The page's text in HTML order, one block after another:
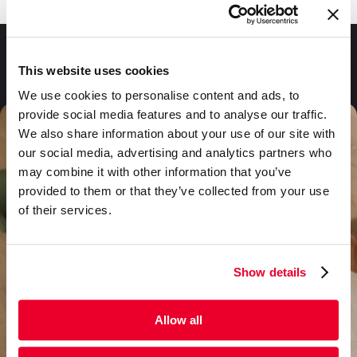
This website uses cookies
We use cookies to personalise content and ads, to
provide social media features and to analyse our traffic.
We also share information about your use of our site with
our social media, advertising and analytics partners who
may combine it with other information that you’ve
provided to them or that they’ve collected from your use
of their services.
Show details
Allow all
Fragen und Antworten